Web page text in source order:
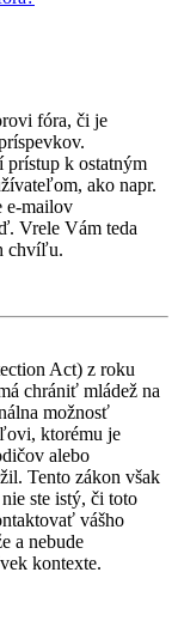
fóra, či je
prístup k ostatným
ako napr.
e-mailov
Vrele Vám teda
chvíľu.
Act) z roku
chrániť mládež na
možnosť
ktorému je
alebo
Tento zákon však
ste istý, či toto
vášho
a nebude
kontexte.